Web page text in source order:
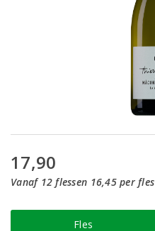
17,90
Vanaf 12 flessen 16,45 per fles
Fles